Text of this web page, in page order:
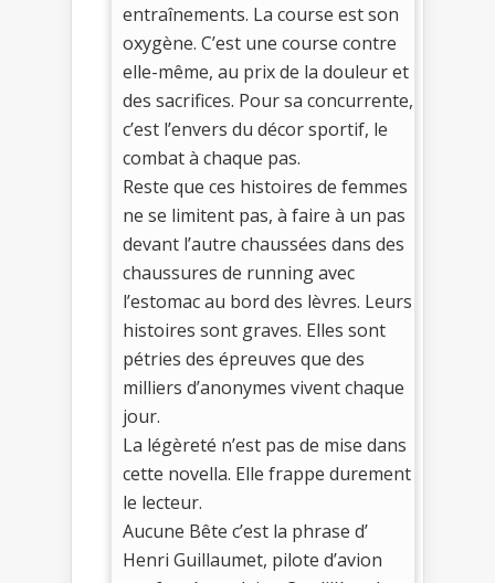
entraînements. La course est son
oxygène. C’est une course contre
elle-même, au prix de la douleur et
des sacrifices. Pour sa concurrente,
c’est l’envers du décor sportif, le
combat à chaque pas.
Reste que ces histoires de femmes
ne se limitent pas, à faire à un pas
devant l’autre chaussées dans des
chaussures de running avec
l’estomac au bord des lèvres. Leurs
histoires sont graves. Elles sont
pétries des épreuves que des
milliers d’anonymes vivent chaque
jour.
La légèreté n’est pas de mise dans
cette novella. Elle frappe durement
le lecteur.
Aucune Bête c’est la phrase d’
Henri Guillaumet, pilote d’avion